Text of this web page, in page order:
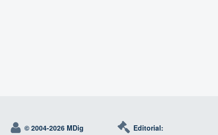
© 2004-2026 MDig
Editorial: